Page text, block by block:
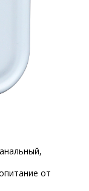
от